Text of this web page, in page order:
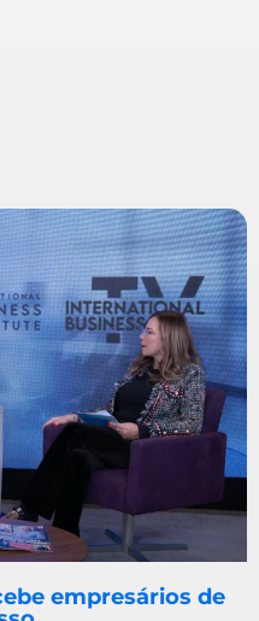
empresários de